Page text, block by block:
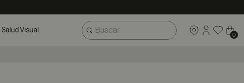
Salud Visual
0